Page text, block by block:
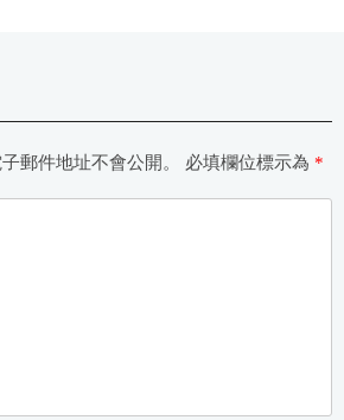
郵件地址不會公開。 必填欄位標示為 *